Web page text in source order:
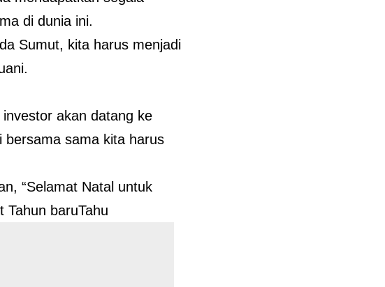
di dunia ini.
Sumut, kita harus menjadi
akan datang ke
bersama sama kita harus
“Selamat Natal untuk
Tahun baruTahu